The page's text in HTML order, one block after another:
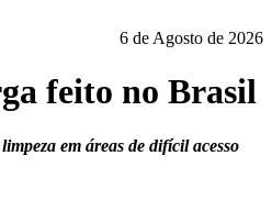
6 de Agosto de 2026
feito no Brasil
em áreas de difícil acesso